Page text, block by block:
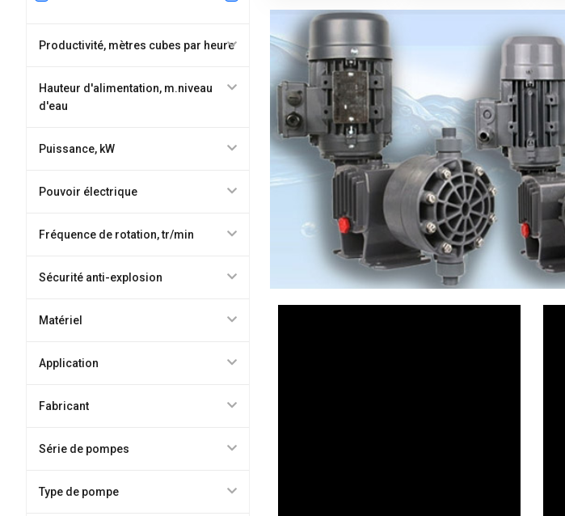
Productivité, mètres cubes par heure
Hauteur d'alimentation, m.niveau
d'eau
Puissance, kW
Pouvoir électrique
Fréquence de rotation, tr/min
Sécurité anti-explosion
Matériel
Application
Fabricant
Série de pompes
Type de pompe